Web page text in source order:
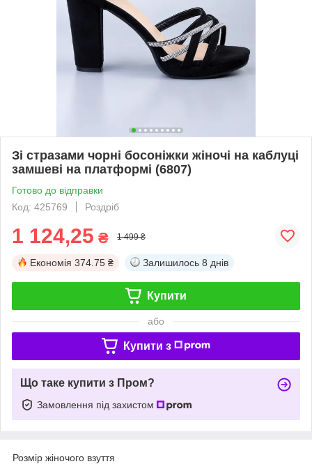
Зі стразами чорні босоніжки жіночі на каблуці
замшеві на платформі (6807)
Готово до відправки
Код: 425769
Роздріб
1 124,25 ₴ 1 499 ₴
Економія 374.75 ₴ Залишилось 8 днів
Купити
або
Купити з
Що таке купити з Пром?
Замовлення під захистом
Розмір жіночого взуття